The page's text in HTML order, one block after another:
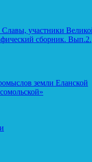
участники
сборник. Вып.2.
земли Еланской